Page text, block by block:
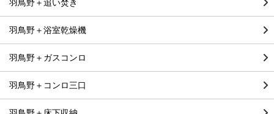
羽鳥野＋追い焚き
羽鳥野＋浴室乾燥機
羽鳥野＋ガスコンロ
羽鳥野＋コンロ三口